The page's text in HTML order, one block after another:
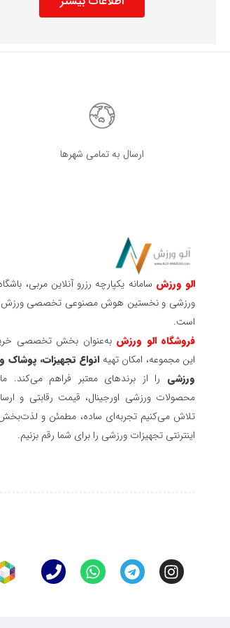
ارسال به تمامی شهرها
الو ورزش سامانه یکپارچه رزرو آنلاین مربی،
ورزشی و نخستین هوش مصنوعی تخصصی ورزش
است.
فروشگاه الو ورزش به‌عنوان بخش تخصصی
این مجموعه، امکان تهیه انواع تجهیزات، پوشاک
ورزشی را از برندهای معتبر فراهم می‌کند. ما
محصولات ورزشی اورجینال، قیمت رقابتی و
تلاش می‌کنیم تجربه‌ای ساده، مطمئن و
اینترنتی تجهیزات ورزشی را برای شما رقم بزنیم.
I
n
T
e
W
h
P
h